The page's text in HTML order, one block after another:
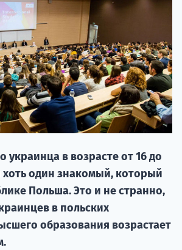
украинца в возрасте от 16 до
хоть один знакомый, который
Польша. Это и не странно,
в польских
образования возрастает
НАБОР